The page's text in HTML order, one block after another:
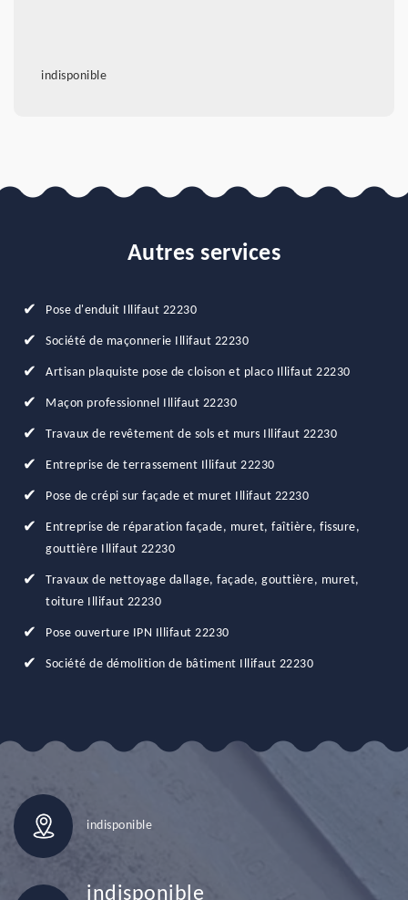
indisponible
Autres services
Pose d'enduit Illifaut 22230
Société de maçonnerie Illifaut 22230
Artisan plaquiste pose de cloison et placo Illifaut 22230
Maçon professionnel Illifaut 22230
Travaux de revêtement de sols et murs Illifaut 22230
Entreprise de terrassement Illifaut 22230
Pose de crépi sur façade et muret Illifaut 22230
Entreprise de réparation façade, muret, faîtière, fissure,
gouttière Illifaut 22230
Travaux de nettoyage dallage, façade, gouttière, muret,
toiture Illifaut 22230
Pose ouverture IPN Illifaut 22230
Société de démolition de bâtiment Illifaut 22230
indisponible
indisponible